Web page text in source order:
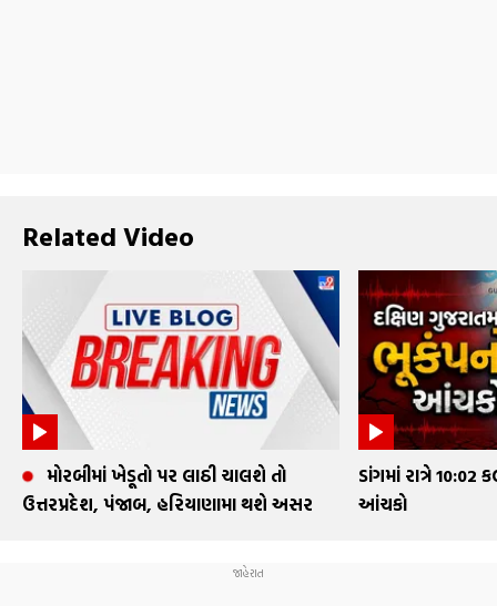
Related Video
મોરબીમાં ખેડૂતો પર લાઠી ચાલશે તો
ઉત્તરપ્રદેશ, પંજાબ, હરિયાણામા થશે અસર
ડાંગમાં રાત્રે 10:02
આંચકો